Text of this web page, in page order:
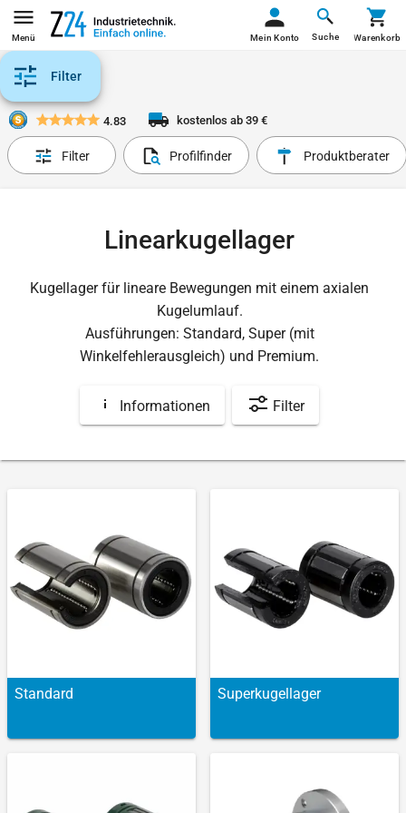
Menü Suche
Mein Konto Warenkorb
Filter
4.83 kostenlos ab 39 €
Filter Profilfinder Produktberater
Linearkugellager
Kugellager für lineare Bewegungen mit einem axialen
Kugelumlauf.
Ausführungen: Standard, Super (mit
Winkelfehlerausgleich) und Premium.
Informationen Filter
Standard Superkugellager